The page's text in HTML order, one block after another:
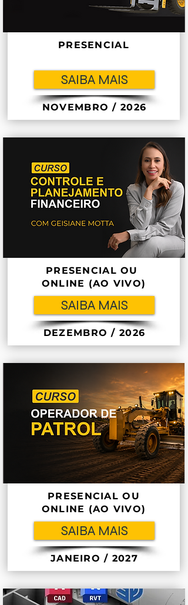
PRESENCIAL
SAIBA MAIS
NOVEMBRO / 2026
PRESENCIAL OU
ONLINE (AO VIVO)
SAIBA MAIS
DEZEMBRO / 2026
PRESENCIAL OU
ONLINE (AO VIVO)
SAIBA MAIS
JANEIRO / 2027